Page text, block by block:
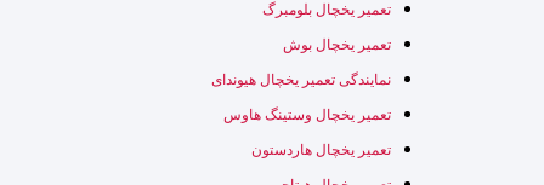
تعمیر یخچال بلومبرگ
تعمیر یخچال بوش
نمایندگی تعمیر یخچال هیوندای
تعمیر یخچال وستینگ هاوس
تعمیر یخچال هاردستون